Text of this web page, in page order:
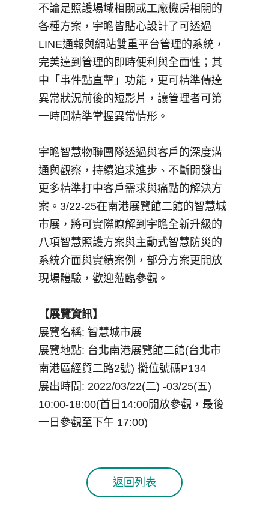
不論是照護場域相關或工廠機房相關的
各種方案，宇瞻皆貼心設計了可透過
LINE通報與網站雙重平台管理的系統，
完美達到管理的即時便利與全面性；其
中「事件點直擊」功能，更可精準傳達
異常狀況前後的短影片，讓管理者可第
一時間精準掌握異常情形。
宇瞻智慧物聯團隊透過與客戶的深度溝
通與觀察，持續追求進步、不斷開發出
更多精準打中客戶需求與痛點的解決方
案。3/22-25在南港展覽館二館的智慧城
市展，將可實際瞭解到宇瞻全新升級的
八項智慧照護方案與主動式智慧防災的
系統介面與實績案例，部分方案更開放
現場體驗，歡迎蒞臨參觀。
【展覽資訊】
展覽名稱: 智慧城市展
展覽地點: 台北南港展覽館二館(台北市
南港區經貿二路2號) 攤位號碼P134
展出時間: 2022/03/22(二) -03/25(五)
10:00-18:00(首日14:00開放參觀，最後
一日參觀至下午 17:00)
返回列表